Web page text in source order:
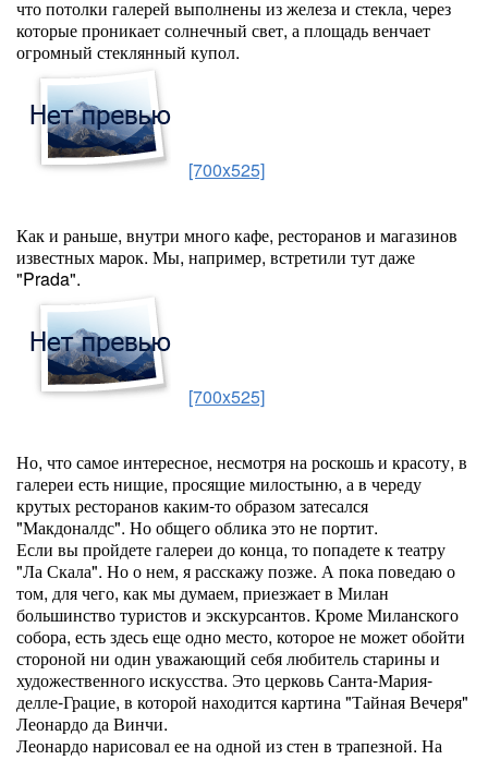
что потолки галерей выполнены из железа и стекла, через
которые проникает солнечный свет, а площадь венчает
огромный стеклянный купол.
[700x525]
Как и раньше, внутри много кафе, ресторанов и магазинов
известных марок. Мы, например, встретили тут даже
"Prada".
[700x525]
Но, что самое интересное, несмотря на роскошь и красоту, в
галереи есть нищие, просящие милостыню, а в череду
крутых ресторанов каким-то образом затесался
"Макдоналдс". Но общего облика это не портит.
Если вы пройдете галереи до конца, то попадете к театру
"Ла Скала". Но о нем, я расскажу позже. А пока поведаю о
том, для чего, как мы думаем, приезжает в Милан
большинство туристов и экскурсантов. Кроме Миланского
собора, есть здесь еще одно место, которое не может обойти
стороной ни один уважающий себя любитель старины и
художественного искусства. Это церковь Санта-Мария-
делле-Грацие, в которой находится картина "Тайная Вечеря"
Леонардо да Винчи.
Леонардо нарисовал ее на одной из стен в трапезной. На